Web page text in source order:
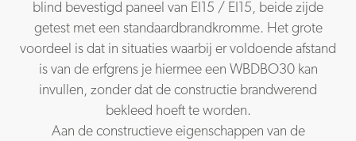
blind bevestigd paneel van EI15 / EI15, beide zijde
getest met een standaardbrandkromme. Het grote
voordeel is dat in situaties waarbij er voldoende afstand
is van de erfgrens je hiermee een WBDBO30 kan
invullen, zonder dat de constructie brandwerend
bekleed hoeft te worden.
Aan de constructieve eigenschappen van de